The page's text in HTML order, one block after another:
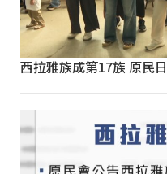
西拉雅族成第17族 原民